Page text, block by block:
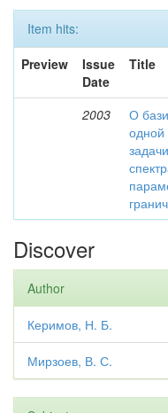
Item hits:
Preview
Issue
Date
Title
2003
О
одной
Discover
Author
Керимов, Н. Б.
Мирзоев, В. С.